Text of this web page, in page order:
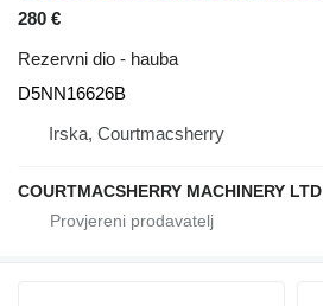
280 €
Rezervni dio - hauba
D5NN16626B
Irska, Courtmacsherry
COURTMACSHERRY MACHINERY LTD